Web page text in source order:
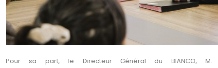
Pour sa part, le Directeur Général du BIANCO, M.